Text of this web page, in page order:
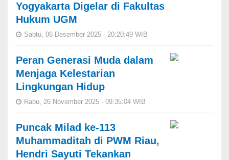
Yogyakarta Digelar di Fakultas
Hukum UGM
Sabtu, 06 Desember 2025 - 20:20:49 WIB
Peran Generasi Muda dalam
Menjaga Kelestarian
Lingkungan Hidup
Rabu, 26 November 2025 - 09:35:04 WIB
Puncak Milad ke-113
Muhammaditah di PWM Riau,
Hendri Sayuti Tekankan